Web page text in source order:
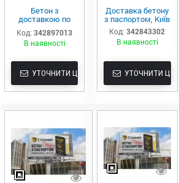
Бетон з
доставкою по
Києву
Код: 342897013
В наявності
УТОЧНИТИ ЦІНУ
Доставка бетону
з паспортом, Київ
Код: 342843302
В наявності
УТОЧНИТИ ЦІНУ